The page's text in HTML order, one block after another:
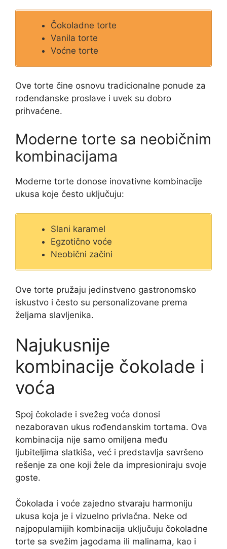
Čokoladne torte
Vanila torte
Voćne torte
Ove torte čine osnovu tradicionalne ponude za
rođendanske proslave i uvek su dobro
prihvaćene.
Moderne torte sa neobičnim
kombinacijama
Moderne torte donose inovativne kombinacije
ukusa koje često uključuju:
Slani karamel
Egzotično voće
Neobični začini
Ove torte pružaju jedinstveno gastronomsko
iskustvo i često su personalizovane prema
željama slavljenika.
Najukusnije
kombinacije čokolade i
voća
Spoj čokolade i svežeg voća donosi
nezaboravan ukus rođendanskim tortama. Ova
kombinacija nije samo omiljena među
ljubiteljima slatkiša, već i predstavlja savršeno
rešenje za one koji žele da impresioniraju svoje
goste.
Čokolada i voće zajedno stvaraju harmoniju
ukusa koja je i vizuelno privlačna. Neke od
najpopularnijih kombinacija uključuju čokoladne
torte sa svežim jagodama ili malinama, kao i